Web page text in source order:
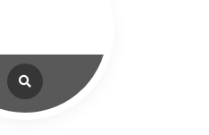
(Horários e